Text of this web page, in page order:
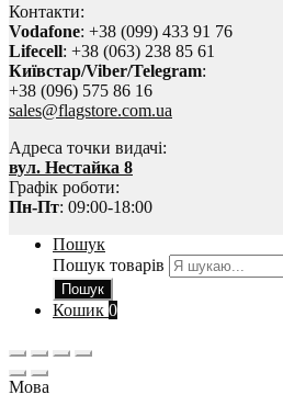
Контакти:
Vodafone: +38 (099) 433 91 76
Lifecell: +38 (063) 238 85 61
Київстар/Viber/Telegram:
+38 (096) 575 86 16
sales@flagstore.com.ua
Адреса точки видачі:
вул. Нестайка 8
Графік роботи:
Пн-Пт: 09:00-18:00
Пошук
Пошук товарів
Пошук
Кошик 0
Мова